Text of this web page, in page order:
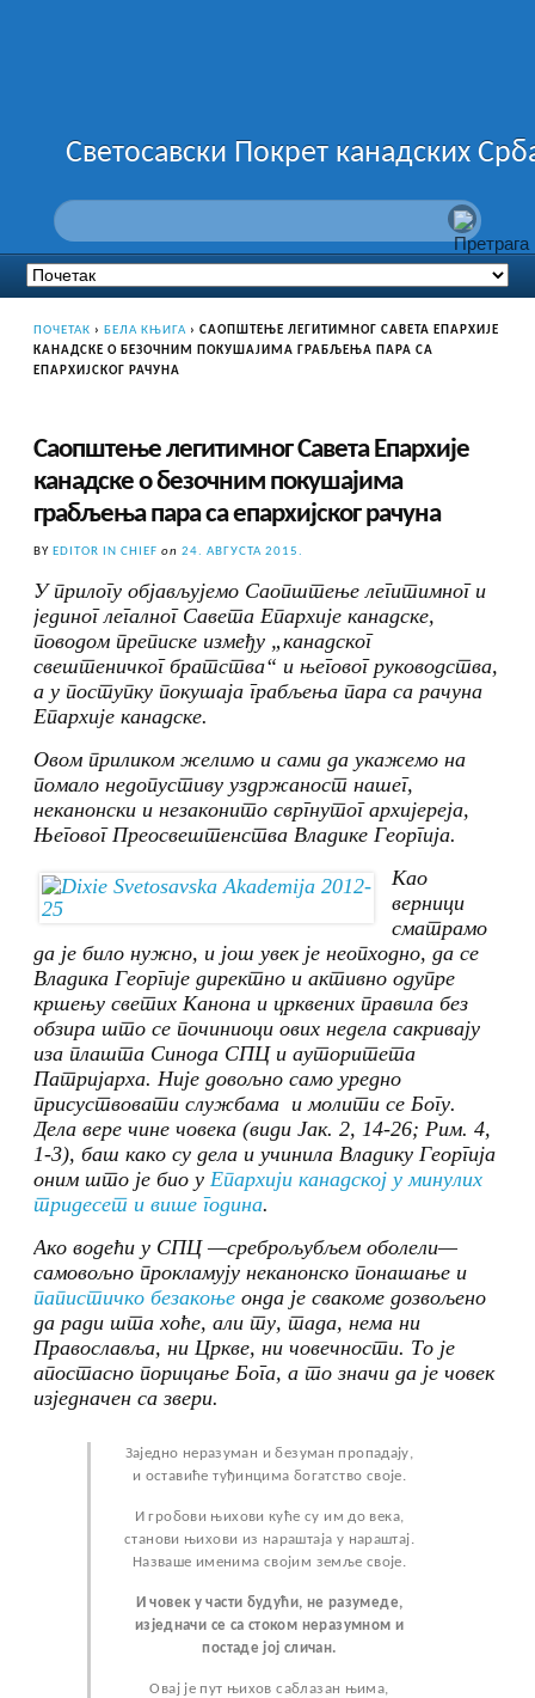
Светосавски Покрет канадских
ПОЧЕТАК › БЕЛА КЊИГА › САОПШТЕЊЕ ЛЕГИТИМНОГ САВЕТА ЕПАРХИЈЕ
КАНАДСКЕ О БЕЗОЧНИМ ПОКУШАЈИМА ГРАБЉЕЊА ПАРА СА
ЕПАРХИЈСКОГ РАЧУНА
Саопштење легитимног Савета Епархије
канадске о безочним покушајима
грабљења пара са епархијског рачуна
BYEDITOR IN CHIEF on 24. АВГУСТА 2015.
У прилогу објављујемо Саопштење легитимног и
јединог легалног Савета Епархије канадске,
поводом преписке између „канадског
свештеничког братства“ и његовог руководства,
а у поступку покушаја грабљења пара са рачуна
Епархије канадске.
Овом приликом желимо и сами да укажемо на
помало недопустиву уздржаност нашег,
неканонски и незаконито свргнутог архијереја,
Његовог Преосвештенства Владике Георгија.
Као
верници
сматрамо
да је било нужно, и још увек је неопходно, да се
Владика Георгије директно и активно одупре
кршењу светих Канона и црквених правила без
обзира што се починиоци ових недела сакривају
иза плашта Синода СПЦ и ауторитета
Патријарха. Није довољно само уредно
присуствовати службама и молити се Богу.
Дела вере чине човека (види Јак. 2, 14-26; Рим. 4,
1-3), баш како су дела и учинила Владику Георгија
оним што је био уЕпархији канадској у минулих
тридесет и више година.
Ако водећи у СПЦ —среброљубљем оболели—
самовољно прокламују неканонско понашање и
папистичко безакоње онда је свакоме дозвољено
да ради шта хоће, али ту, тада, нема ни
Православља, ни Цркве, ни човечности. То је
апостасно порицање Бога, а то значи да је човек
изједначен са звери.
Заједно неразуман и безуман пропадају,
и оставиће туђинцима богатство своје.
И гробови њихови куће су им до века,
станови њихови из нараштаја у нараштај.
Назваше именима својим земље своје.
И човек у части будући, не разумеде,
изједначи се са стоком неразумном и
постаде јој сличан.
Овај је пут њихов саблазан њима,